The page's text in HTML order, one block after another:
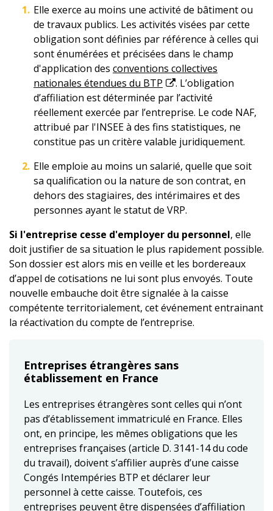
Elle exerce au moins une activité de bâtiment ou
de travaux publics. Les activités visées par cette
obligation sont définies par référence à celles qui
sont énumérées et précisées dans le champ
d'application des conventions collectives
nationales étendues du BTP
. L’obligation
d’affiliation est déterminée par l’activité
réellement exercée par l’entreprise. Le code NAF,
attribué par l'INSEE à des fins statistiques, ne
constitue pas un critère valable juridiquement.
Elle emploie au moins un salarié, quelle que soit
sa qualification ou la nature de son contrat, en
dehors des stagiaires, des intérimaires et des
personnes ayant le statut de VRP.
Si l'entreprise cesse d'employer du personnel, elle
doit justifier de sa situation le plus rapidement possible.
Son dossier est alors mis en veille et les bordereaux
d’appel de cotisations ne lui sont plus envoyés. Toute
nouvelle embauche doit être signalée à la caisse
compétente territorialement, cet événement entrainant
la réactivation du compte de l’entreprise.
Entreprises étrangères sans
établissement en France
Les entreprises étrangères sont celles qui n’ont
pas d’établissement immatriculé en France. Elles
ont, en principe, les mêmes obligations que les
entreprises françaises (article D. 3141-14 du code
du travail), doivent s’affilier auprès d’une caisse
Congés Intempéries BTP et déclarer leur
personnel à cette caisse. Toutefois, ces
entreprises peuvent être dispensées d’affiliation